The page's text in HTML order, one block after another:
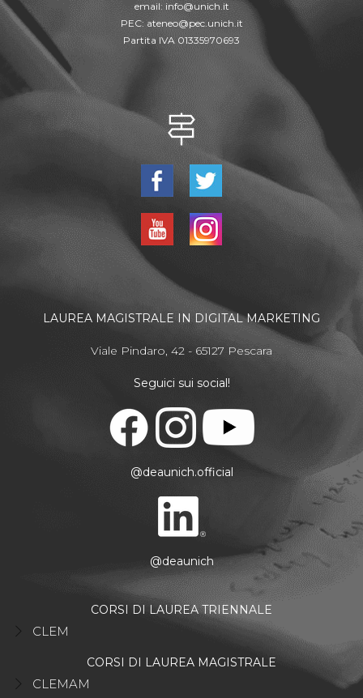
email: info@unich.it
PEC: ateneo@pec.unich.it
Partita IVA 01335970693
LAUREA MAGISTRALE IN DIGITAL MARKETING
Viale Pindaro, 42 - 65127 Pescara
Seguici sui social!
@deaunich.official
@deaunich
CORSI DI LAUREA TRIENNALE
CLEM
CORSI DI LAUREA MAGISTRALE
CLEMAM